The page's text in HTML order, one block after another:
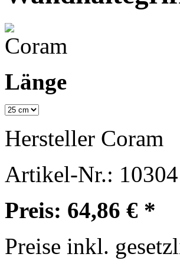
Länge
Hersteller Coram
Artikel-Nr.:
Preis: 64,86 € *
Preise inkl.